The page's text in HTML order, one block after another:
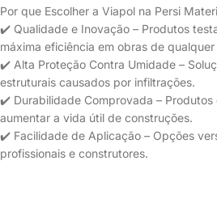
Por que Escolher a Viapol na Persi
✔️ Qualidade e Inovação – Produtos
máxima eficiência em obras de
✔️ Alta Proteção Contra Umidade –
estruturais causados por infiltrações.
✔️ Durabilidade Comprovada – Produtos
aumentar a vida útil de construções.
✔️ Facilidade de Aplicação – Opções
profissionais e construtores.